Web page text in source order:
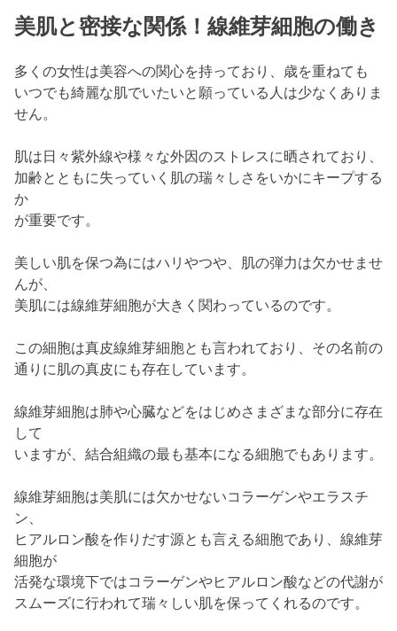
美肌と密接な関係！線維芽細胞の働き
多くの女性は美容への関心を持っており、歳を重ねても
いつでも綺麗な肌でいたいと願っている人は少なくありま
せん。
肌は日々紫外線や様々な外因のストレスに晒されており、
加齢とともに失っていく肌の瑞々しさをいかにキープする
か
が重要です。
美しい肌を保つ為にはハリやつや、肌の弾力は欠かせませ
んが、
美肌には線維芽細胞が大きく関わっているのです。
この細胞は真皮線維芽細胞とも言われており、その名前の
通りに肌の真皮にも存在しています。
線維芽細胞は肺や心臓などをはじめさまざまな部分に存在
して
いますが、結合組織の最も基本になる細胞でもあります。
線維芽細胞は美肌には欠かせないコラーゲンやエラスチ
ン、
ヒアルロン酸を作りだす源とも言える細胞であり、線維芽
細胞が
活発な環境下ではコラーゲンやヒアルロン酸などの代謝が
スムーズに行われて瑞々しい肌を保ってくれるのです。